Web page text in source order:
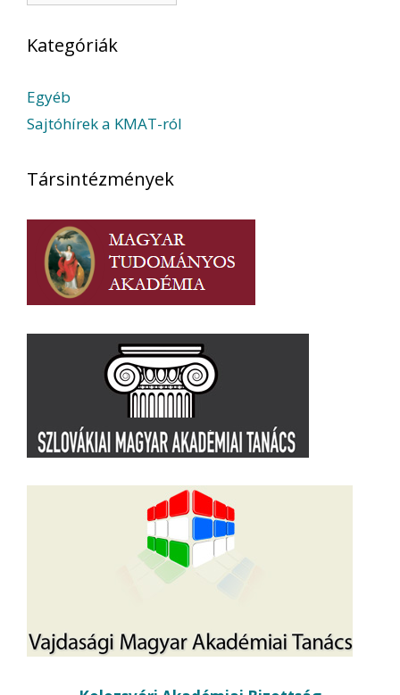
Kategóriák
Egyéb
Sajtóhírek a KMAT-ról
Társintézmények